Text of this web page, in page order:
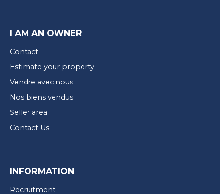
I AM AN OWNER
Contact
Estimate your property
Vendre avec nous
Nos biens vendus
Seller area
Contact Us
INFORMATION
Recruitment